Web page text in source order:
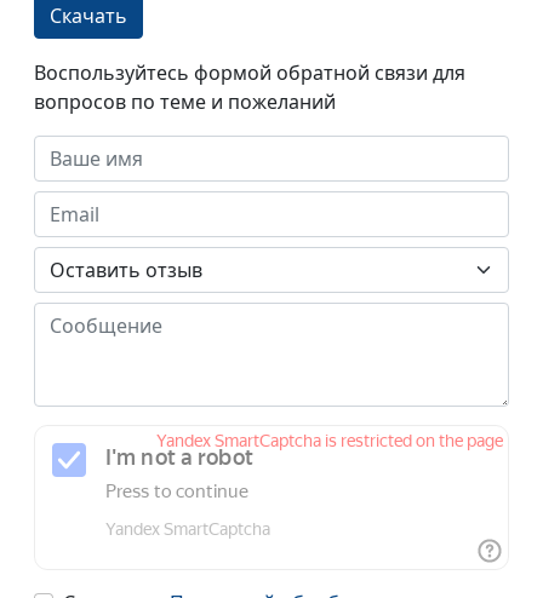
Скачать
Воспользуйтесь формой обратной связи для
вопросов по теме и пожеланий